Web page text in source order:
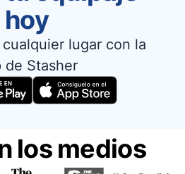
hoy
lugar con la
de Stasher
los medios